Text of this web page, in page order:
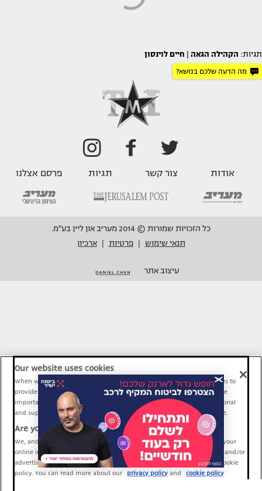
תגיות: הקהילה הגאה חיים לוינסון
מה הדעה שלכם בנושא?
אודות צור קשר תגיות פרסם אצלנו
כל הזכויות שמורות © 2014 מעריב און ליין בע"מ.
תנאי שימוש
פרטיות ארכיון
עיצוב אתר
Our website uses cookies
When we provide Maariv, TMI and Sport1 content online, we use cookies to
provide social media features and to analyze our traffic. These tools are
important and necessary for our website functionality. Others are optional
and support Maariv, TMI and Sport1 activity and your online experience.
Are you happy to accept cookies?
We, and our partners, use information about your use of our site and your
online interactions to improve our services and to personalize content and/or
advertising for you. You can read more about our privacy policy and cookie
policy. You can read more about our
privacy policy and cookie policy